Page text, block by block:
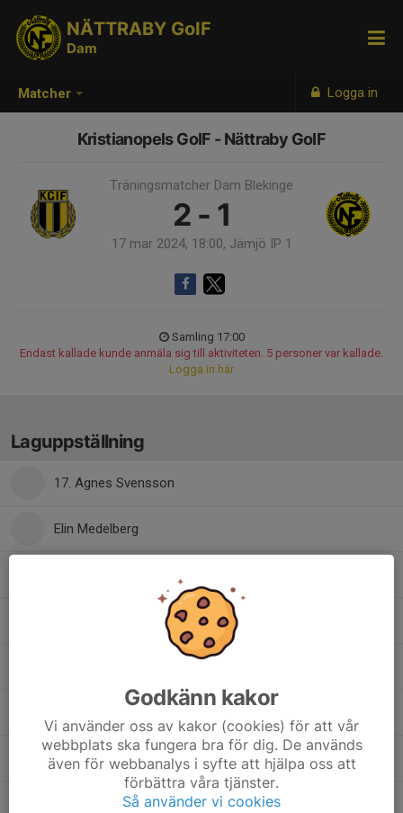
Matcher Logga in
NÄTTRABY GoIF
Dam
Kristianopels GoIF - Nättraby GoIF
Träningsmatcher Dam Blekinge
2 - 1
17 mar 2024, 18:00, Jämjö IP 1
Samling 17:00
Endast kallade kunde anmäla sig till aktiviteten. 5 personer var kallade.
Logga in här
Laguppställning
17. Agnes Svensson
Elin Medelberg
, Domare
21. Hedda Lundin
Jonna Lindberg
Godkänn kakor
Vi använder oss av kakor (cookies) för att vår
webbplats ska fungera bra för dig. De används
även för webbanalys i syfte att hjälpa oss att
förbättra våra tjänster.
Så använder vi cookies